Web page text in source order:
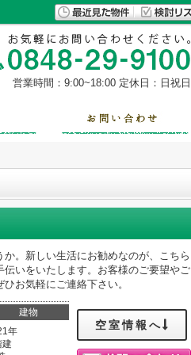
営業時間：9:00~18:00 定休日：日祝日
。新しい生活にお勧めなのが、こちら
いをいたします。お客様のご要望やご
お気軽にご連絡下さい。
建物
年
建
空室情報へ